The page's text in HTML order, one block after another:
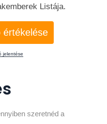
cseréje
tűzhely, klíma,
Listája.
értékelése
jelentése
szeretnéd a